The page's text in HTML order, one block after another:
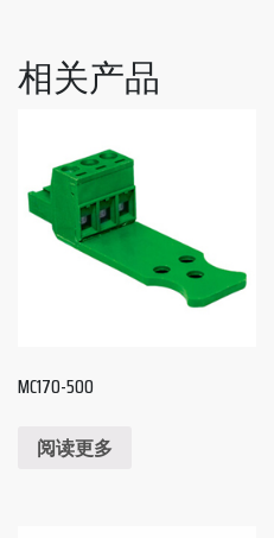
相关产品
MC170-500
阅读更多